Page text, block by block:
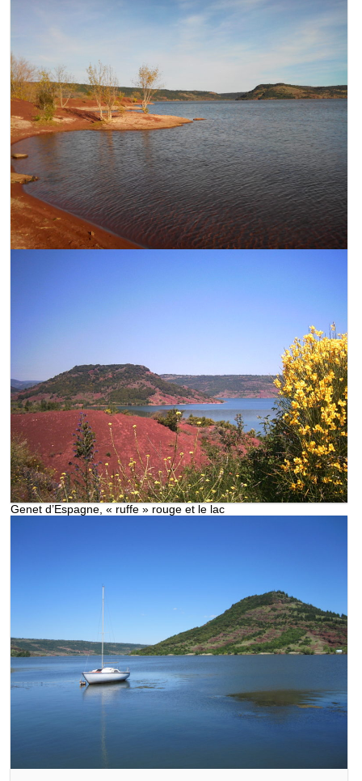
Genet d’Espagne, « ruffe » rouge et le lac